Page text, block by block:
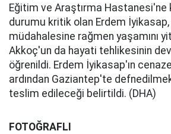
Eğitim ve Araştırma Hastanesi'ne
durumu kritik olan Erdem
müdahalesine rağmen yaşamını
Akkoç'un da hayati tehlikesinin
öğrenildi. Erdem İyikasap'ın
ardından Gaziantep'te
teslim edileceği belirtildi. (DHA)
FOTOĞRAFLI